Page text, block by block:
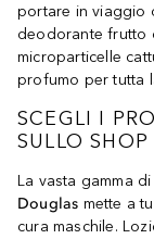
portare in viaggio
deodorante frutto
microparticelle
profumo per tutta
SCEGLI I
SULLO
La vasta gamma
Douglas mette a
cura maschile.